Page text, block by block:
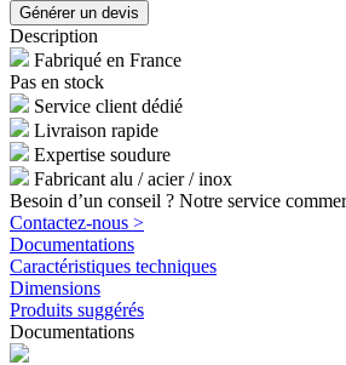
Description
Fabriqué en France
Pas en stock
Service client dédié
Livraison rapide
Expertise soudure
Fabricant alu / acier / inox
Besoin d’un conseil ? Notre service
Contactez-nous >
Documentations
Caractéristiques techniques
Dimensions
Produits suggérés
Documentations